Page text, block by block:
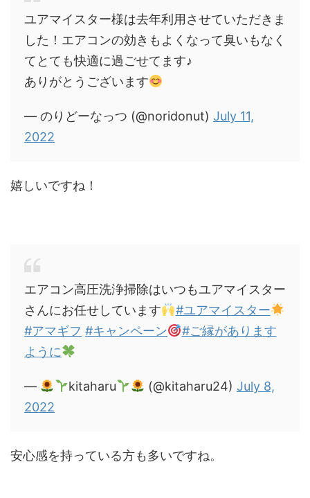
ユアマイスター様は去年利用させていただきま
した！エアコンの効きもよくなって臭いもなく
てとても快適に過ごせてます♪
ありがとうございます
— のりどーなっつ (@noridonut) July 11,
2022
嬉しいですね！
エアコン高圧洗浄掃除はいつもユアマイスター
さんにお任せしています
#ユアマイスター
#アマギフ #キャンペーン
#ご縁があります
ように
— kitaharu (@kitaharu24) July 8,
2022
安心感を持っている方も多いですね。